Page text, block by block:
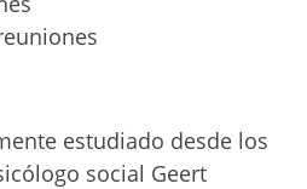
estudiado desde los
social Geert